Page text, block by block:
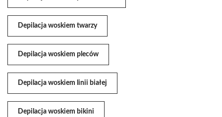
Depilacja woskiem twarzy
Depilacja woskiem pleców
Depilacja woskiem linii białej
Depilacja woskiem bikini